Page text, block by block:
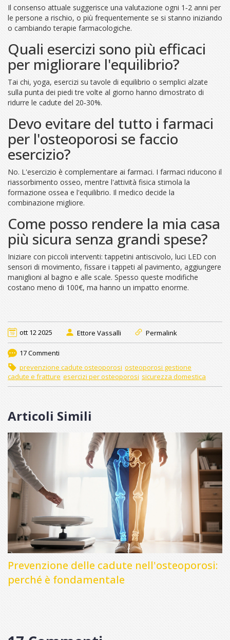
Il consenso attuale suggerisce una valutazione ogni 1‑2 anni per
le persone a rischio, o più frequentemente se si stanno iniziando
o cambiando terapie farmacologiche.
Quali esercizi sono più efficaci
per migliorare l'equilibrio?
Tai chi, yoga, esercizi su tavole di equilibrio o semplici alzate
sulla punta dei piedi tre volte al giorno hanno dimostrato di
ridurre le cadute del 20‑30%.
Devo evitare del tutto i farmaci
per l'osteoporosi se faccio
esercizio?
No. L'esercizio è complementare ai farmaci. I farmaci riducono il
riassorbimento osseo, mentre l'attività fisica stimola la
formazione ossea e l'equilibrio. Il medico decide la
combinazione migliore.
Come posso rendere la mia casa
più sicura senza grandi spese?
Iniziare con piccoli interventi: tappetini antiscivolo, luci LED con
sensori di movimento, fissare i tappeti al pavimento, aggiungere
maniglioni al bagno e alle scale. Spesso queste modifiche
costano meno di 100€, ma hanno un impatto enorme.
ott 12 2025 Ettore Vassalli Permalink
17 Commenti
prevenzione cadute osteoporosi osteoporosi gestione
cadute e fratture esercizi per osteoporosi sicurezza domestica
Articoli Simili
Prevenzione delle cadute nell'osteoporosi:
perché è fondamentale